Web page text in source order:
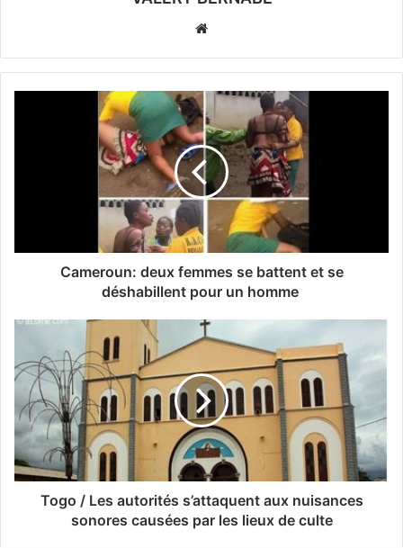
Cameroun: deux femmes se battent et se
déshabillent pour un homme
Togo / Les autorités s’attaquent aux nuisances
sonores causées par les lieux de culte